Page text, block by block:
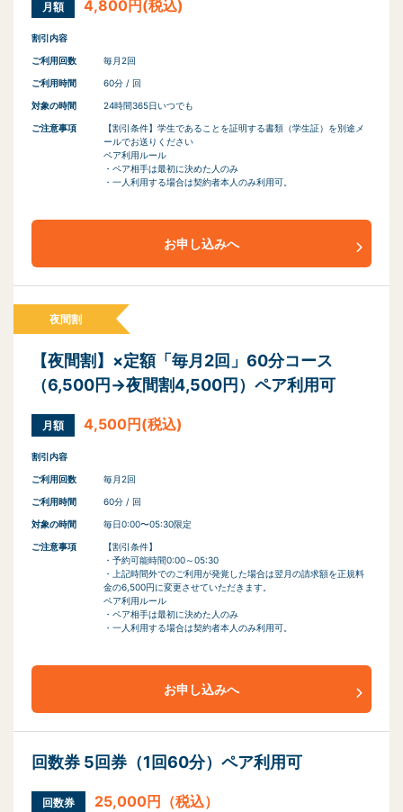
月額 4,800円(税込)
割引内容
ご利用回数 毎月2回
ご利用時間 60分 / 回
対象の時間 24時間365日いつでも
ご注意事項
【割引条件】学生であることを証明する書類（学生証）を別途メ
ールでお送りください
ペア利用ルール
・ペア相手は最初に決めた人のみ
・一人利用する場合は契約者本人のみ利用可。
お申し込みへ
夜間割
【夜間割】×定額「毎月2回」60分コース
（6,500円→夜間割4,500円）ペア利用可
月額 4,500円(税込)
割引内容
ご利用回数 毎月2回
ご利用時間 60分 / 回
対象の時間 毎日0:00〜05:30限定
ご注意事項
【割引条件】
・予約可能時間0:00～05:30
・上記時間外でのご利用が発覚した場合は翌月の請求額を正規料
金の6,500円に変更させていただきます。
ペア利用ルール
・ペア相手は最初に決めた人のみ
・一人利用する場合は契約者本人のみ利用可。
お申し込みへ
回数券 5回券（1回60分）ペア利用可
回数券 25,000円（税込）